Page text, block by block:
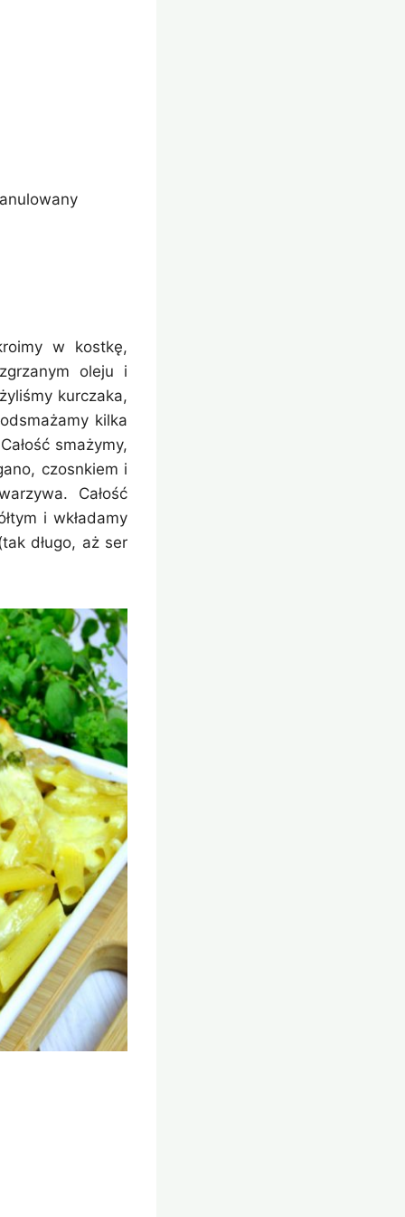
w kostkę,
oleju i
kurczaka,
kilka
smażymy,
czosnkiem i
Całość
i wkładamy
długo, aż ser